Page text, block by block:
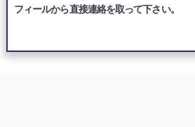
フィールから直接連絡を取って下さい。